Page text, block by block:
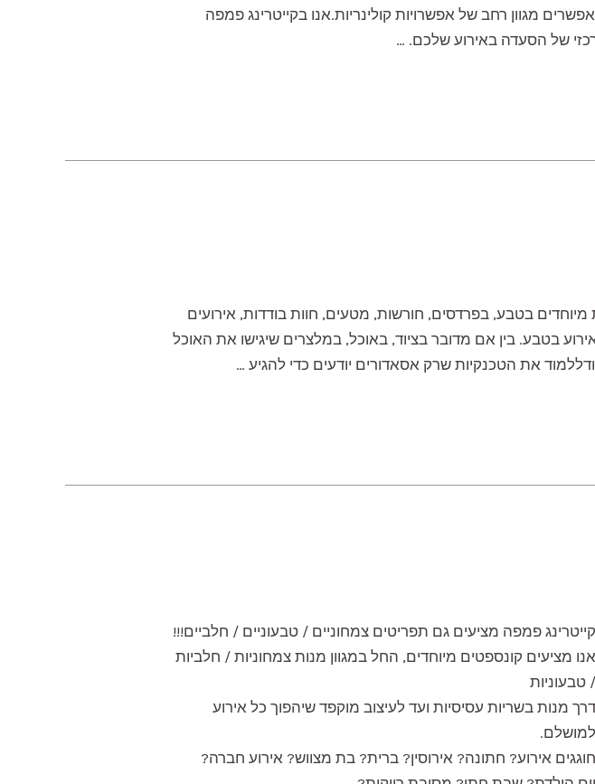
מגוון רחב של אפשרויות קולינריות.אנו בקייטרינג פמפה
של הסעדה באירוע שלכם. …
מיוחדים בטבע, בפרדסים, חורשות, מטעים, חוות בודדות, אירועים
בטבע. בין אם מדובר בציוד, באוכל, במלצרים שיגישו את האוכל
את הטכנקיות שרק אסאדורים יודעים כדי להגיע …
קייטרינג פמפה מציעים גם תפריטים צמחוניים / טבעוניים / חלביים!!!
אנו מציעים קונספטים מיוחדים, החל במגוון מנות צמחוניות / חלביות
/ טבעוניות
דרך מנות בשריות עסיסיות ועד לעיצוב מוקפד שיהפוך כל אירוע
למושלם.
חוגגים אירוע? חתונה? אירוסין? ברית? בת מצווש? אירוע חברה?